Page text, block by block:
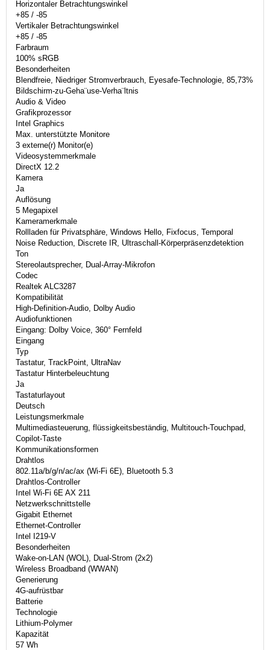
Horizontaler Betrachtungswinkel
+85 / -85
Vertikaler Betrachtungswinkel
+85 / -85
Farbraum
100% sRGB
Besonderheiten
Blendfreie, Niedriger Stromverbrauch, Eyesafe-Technologie, 85,73%
Bildschirm-zu-Geha¨use-Verha¨ltnis
Audio & Video
Grafikprozessor
Intel Graphics
Max. unterstützte Monitore
3 externe(r) Monitor(e)
Videosystemmerkmale
DirectX 12.2
Kamera
Ja
Auflösung
5 Megapixel
Kameramerkmale
Rollladen für Privatsphäre, Windows Hello, Fixfocus, Temporal
Noise Reduction, Discrete IR, Ultraschall-Körperpräsenzdetektion
Ton
Stereolautsprecher, Dual-Array-Mikrofon
Codec
Realtek ALC3287
Kompatibilität
High-Definition-Audio, Dolby Audio
Audiofunktionen
Eingang: Dolby Voice, 360° Fernfeld
Eingang
Typ
Tastatur, TrackPoint, UltraNav
Tastatur Hinterbeleuchtung
Ja
Tastaturlayout
Deutsch
Leistungsmerkmale
Multimediasteuerung, flüssigkeitsbeständig, Multitouch-Touchpad,
Copilot-Taste
Kommunikationsformen
Drahtlos
802.11a/b/g/n/ac/ax (Wi-Fi 6E), Bluetooth 5.3
Drahtlos-Controller
Intel Wi-Fi 6E AX 211
Netzwerkschnittstelle
Gigabit Ethernet
Ethernet-Controller
Intel I219-V
Besonderheiten
Wake-on-LAN (WOL), Dual-Strom (2x2)
Wireless Broadband (WWAN)
Generierung
4G-aufrüstbar
Batterie
Technologie
Lithium-Polymer
Kapazität
57 Wh